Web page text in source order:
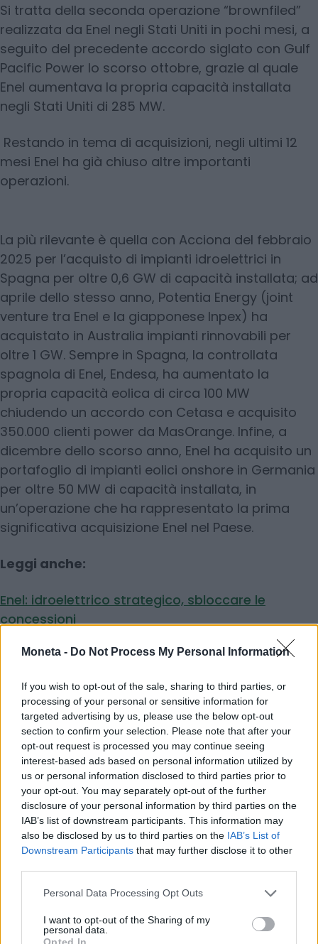
Moneta - Do Not Process My Personal Information
If you wish to opt-out of the sale, sharing to third parties, or
processing of your personal or sensitive information for
targeted advertising by us, please use the below opt-out
section to confirm your selection. Please note that after your
opt-out request is processed you may continue seeing
interest-based ads based on personal information utilized by
us or personal information disclosed to third parties prior to
your opt-out. You may separately opt-out of the further
disclosure of your personal information by third parties on the
IAB’s list of downstream participants. This information may
also be disclosed by us to third parties on the IAB’s List of
Downstream Participants that may further disclose it to other
Personal Data Processing Opt Outs
I want to opt-out of the Sharing of my
personal data.
Opted In
Si tratta della seconda operazione “brownfiled”
realizzata da Enel negli Stati Uniti in pochi mesi, a
seguito del precedente accordo siglato con Gulf
Pacific Power lo scorso ottobre, grazie al quale
Enel aumentava la propria capacità installata
negli Stati Uniti di 285 MW.
Restando in tema di acquisizioni, negli ultimi 12
mesi Enel ha già chiuso altre importanti
operazioni.
La più rilevante è quella con Acciona del febbraio
2025 per l’acquisto di impianti idroelettrici in
Spagna per oltre 0,6 GW di capacità installata; ad
aprile dello stesso anno, Potentia Energy (joint
venture tra Enel e la giapponese Inpex) ha
acquistato in Australia impianti rinnovabili per
oltre 1 GW. Sempre in Spagna, la controllata
spagnola di Enel, Endesa, ha aumentato la
propria capacità eolica di circa 100 MW
chiudendo un accordo con Cetasa e acquisito
350.000 clienti power da MasOrange. Infine, a
dicembre dello scorso anno, Enel ha acquisito un
portafoglio di impianti eolici onshore in Germania
per oltre 50 MW di capacità installata, in
un’operazione che ha rappresentato la prima
significativa acquisizione Enel nel Paese.
Leggi anche:
Enel: idroelettrico strategico, sbloccare le
concessioni
Enel, utile sale a 9,7 miliardi in 9 mesi
© RIPRODUZIONE RISERVATA
Enel
Condividi
Scegli Moneta come fonte preferita